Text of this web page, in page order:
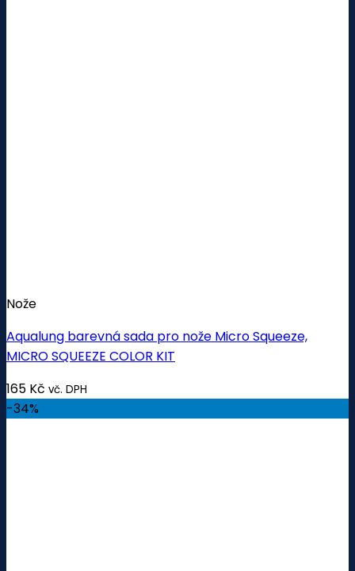
Nože
Aqualung barevná sada pro nože Micro Squeeze,
MICRO SQUEEZE COLOR KIT
165 Kč vč. DPH
-34%